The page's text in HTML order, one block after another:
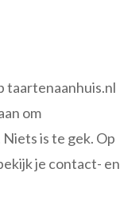
taartenaanhuis.nl
om
is te gek. Op
je contact- en